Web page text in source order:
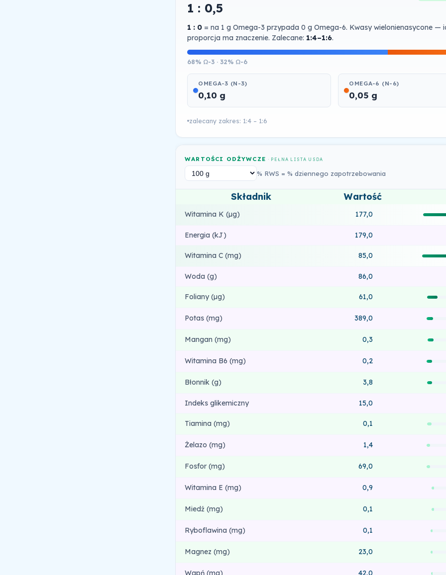
1 : 0,5
1 : 0= na 1 g Omega-3 przypada 0 g Omega-6. Kwasy wielonienasycone —
proporcja ma znaczenie. Zalecane: 1:4–1:6.
68% Ω-3 · 32% Ω-6
OMEGA-3 (N-3)
0,10 g
OMEGA-6 (N-6)
0,05 g
zalecany zakres: 1:4 – 1:6
WARTOŚCI ODŻYWCZE· PEŁNA LISTA USDA
% RWS = % dziennego zapotrzebowania
Składnik Wartość
Witamina K (µg) 177,0
Energia (kJ) 179,0
Witamina C (mg) 85,0
Woda (g) 86,0
Foliany (µg) 61,0
Potas (mg) 389,0
Mangan (mg) 0,3
Witamina B6 (mg) 0,2
Błonnik (g) 3,8
Indeks glikemiczny 15,0
Tiamina (mg) 0,1
Żelazo (mg) 1,4
Fosfor (mg) 69,0
Witamina E (mg) 0,9
Miedź (mg) 0,1
Ryboflawina (mg) 0,1
Magnez (mg) 23,0
Wapń (mg) 42,0